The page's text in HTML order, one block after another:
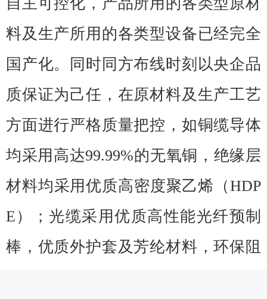
料及生产所用的各类型设备已经完全
国产化。同时同方布线时刻以央企品
质保证为己任，在原材料及生产工艺
方面进行严格质量把控，如铜缆导体
均采用高达99.99%的无氧铜，绝缘层
材料均采用优质高密度聚乙烯（HDP
E）；光缆采用优质高性能光纤预制
棒，优质外护套及芳纶材料，环保阻